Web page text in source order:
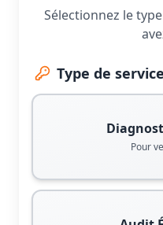
Sélectionnez le
Type de service
Pour